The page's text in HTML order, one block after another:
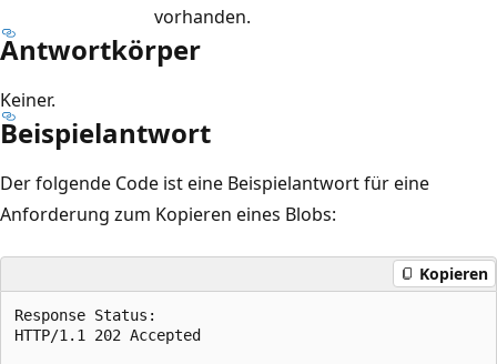
vorhanden.
Antwortkörper
Keiner.
Beispielantwort
Der folgende Code ist eine Beispielantwort für eine
Anforderung zum Kopieren eines Blobs:
Kopieren
Response Status:
HTTP/1.1 202 Accepted